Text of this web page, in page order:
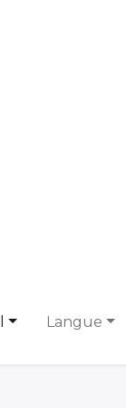
Langue